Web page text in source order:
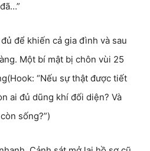
để khiến cả gia đình và sau
Một bí mật bị chôn vùi 25
“Nếu sự thật được tiết
ai đủ dũng khí đối diện? Và
sống?”)